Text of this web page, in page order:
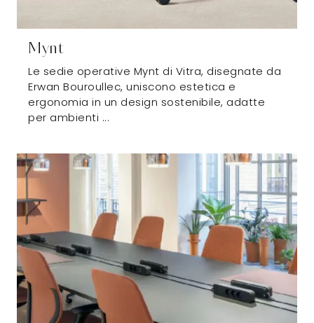
Mynt
Le sedie operative Mynt di Vitra, disegnate da
Erwan Bouroullec, uniscono estetica e
ergonomia in un design sostenibile, adatte
per ambienti ...